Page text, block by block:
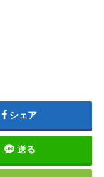
シェア
送る